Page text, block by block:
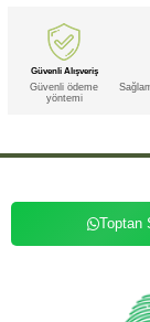
Güvenli Alışveriş
Güvenli ödeme
yöntemi
Toptan